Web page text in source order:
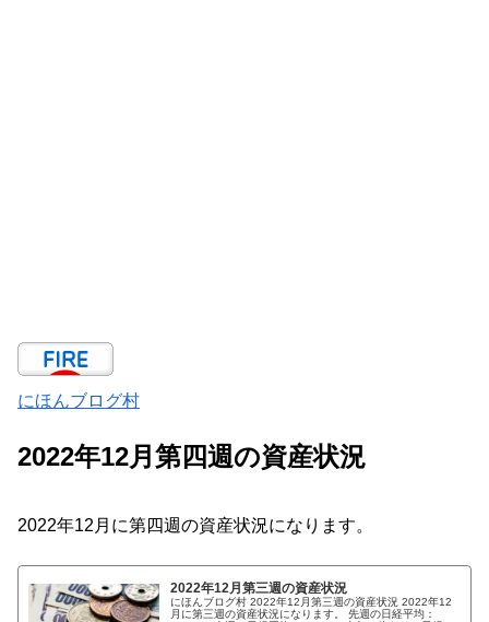
にほんブログ村
2022年12月第四週の資産状況
2022年12月に第四週の資産状況になります。
2022年12月第三週の資産状況
にほんブログ村 2022年12月第三週の資産状況 2022年12
月に第三週の資産状況になります。 先週の日経平均：